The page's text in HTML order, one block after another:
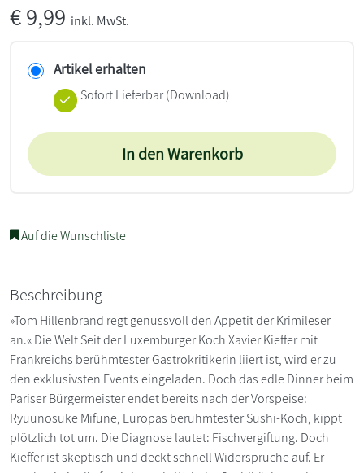
€9,99 inkl. MwSt.
Artikel erhalten
Sofort Lieferbar (Download)
In den Warenkorb
Auf die Wunschliste
Beschreibung
»Tom Hillenbrand regt genussvoll den Appetit der Krimileser
an.« Die Welt Seit der Luxemburger Koch Xavier Kieffer mit
Frankreichs berühmtester Gastrokritikerin liiert ist, wird er zu
den exklusivsten Events eingeladen. Doch das edle Dinner beim
Pariser Bürgermeister endet bereits nach der Vorspeise:
Ryuunosuke Mifune, Europas berühmtester Sushi-Koch, kippt
plötzlich tot um. Die Diagnose lautet: Fischvergiftung. Doch
Kieffer ist skeptisch und deckt schnell Widersprüche auf. Er